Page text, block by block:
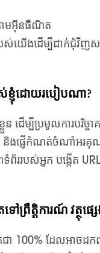
តាមអ៊ីនធឺណិត
របស់​យើង​ដើម្បី​ដាក់​ជុំវិ
បស់ខ្ញុំដោយរបៀបណា?
លួន ដើម្បីប្រមូលការប
និងផ្ញើកំណត់ចំណាំអរគុណ
របស់អ្នក បង្កើត
ព្រឹត្តិការណ៍ វត្ថុផ្ស
ជា 100% ដែលអាចដក